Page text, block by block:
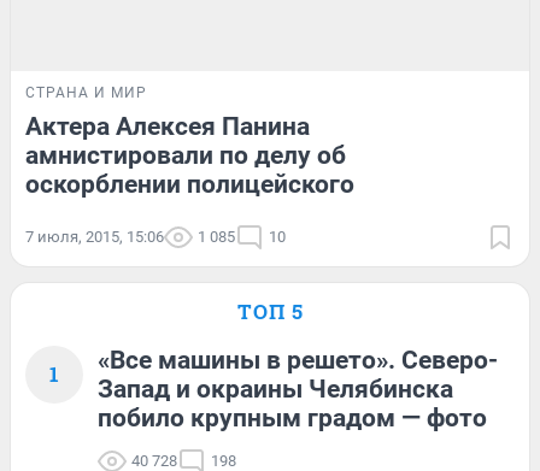
СТРАНА И МИР
Актера Алексея Панина
амнистировали по делу об
оскорблении полицейского
7 июля, 2015, 15:06 1 085 10
ТОП 5
1
«Все машины в решето». Северо-
Запад и окраины Челябинска
побило крупным градом — фото
40 728 198